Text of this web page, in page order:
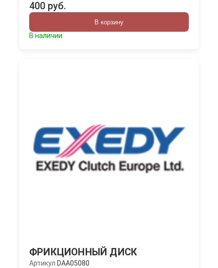
400 руб.
В корзину
В наличии
ФРИКЦИОННЫЙ ДИСК
Артикул DAA05080